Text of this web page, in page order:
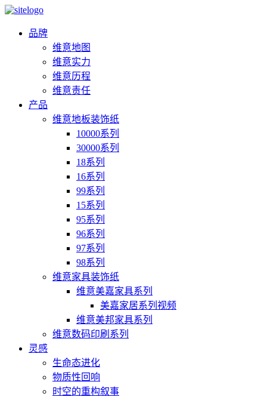
品牌
维意地图
维意实力
维意历程
维意责任
产品
维意地板装饰纸
10000系列
30000系列
18系列
16系列
99系列
15系列
95系列
96系列
97系列
98系列
维意家具装饰纸
维意美嘉家具系列
美嘉家居系列视频
维意美邦家具系列
维意数码印刷系列
灵感
生命态进化
物质性回响
时空的重构叙事